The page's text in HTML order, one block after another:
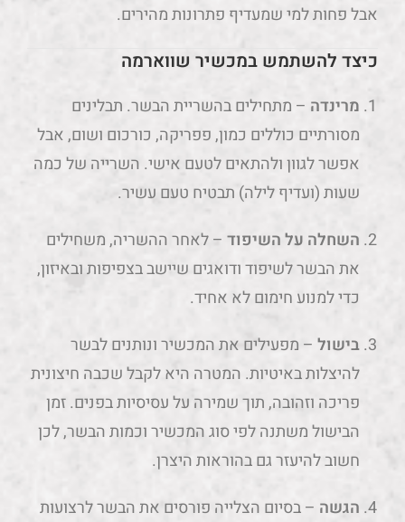
אבל פחות למי שמעדיף פתרונות מהירים.
כיצד להשתמש במכשיר שווארמה
מרינדה – מתחילים בהשריית הבשר. תבלינים
מסורתיים כוללים כמון, פפריקה, כורכום ושום, אבל
אפשר לגוון ולהתאים לטעם אישי. השרייה של כמה
שעות (ועדיף לילה) תבטיח טעם עשיר.
השחלה על השיפוד – לאחר ההשריה, משחילים
את הבשר לשיפוד ודואגים שיישב בצפיפות ובאיזון,
כדי למנוע חימום לא אחיד.
בישול – מפעילים את המכשיר ונותנים לבשר
להיצלות באיטיות. המטרה היא לקבל שכבה חיצונית
פריכה וזהובה, תוך שמירה על עסיסיות בפנים. זמן
הבישול משתנה לפי סוג המכשיר וכמות הבשר, לכן
חשוב להיעזר גם בהוראות היצרן.
הגשה – בסיום הצלייה פורסים את הבשר לרצועות